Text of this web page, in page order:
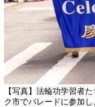
【写真】法輪功学習者
ク市でパレードに参加